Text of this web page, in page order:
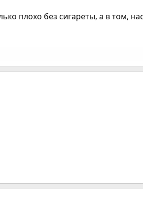
плохо без сигареты, а в том,